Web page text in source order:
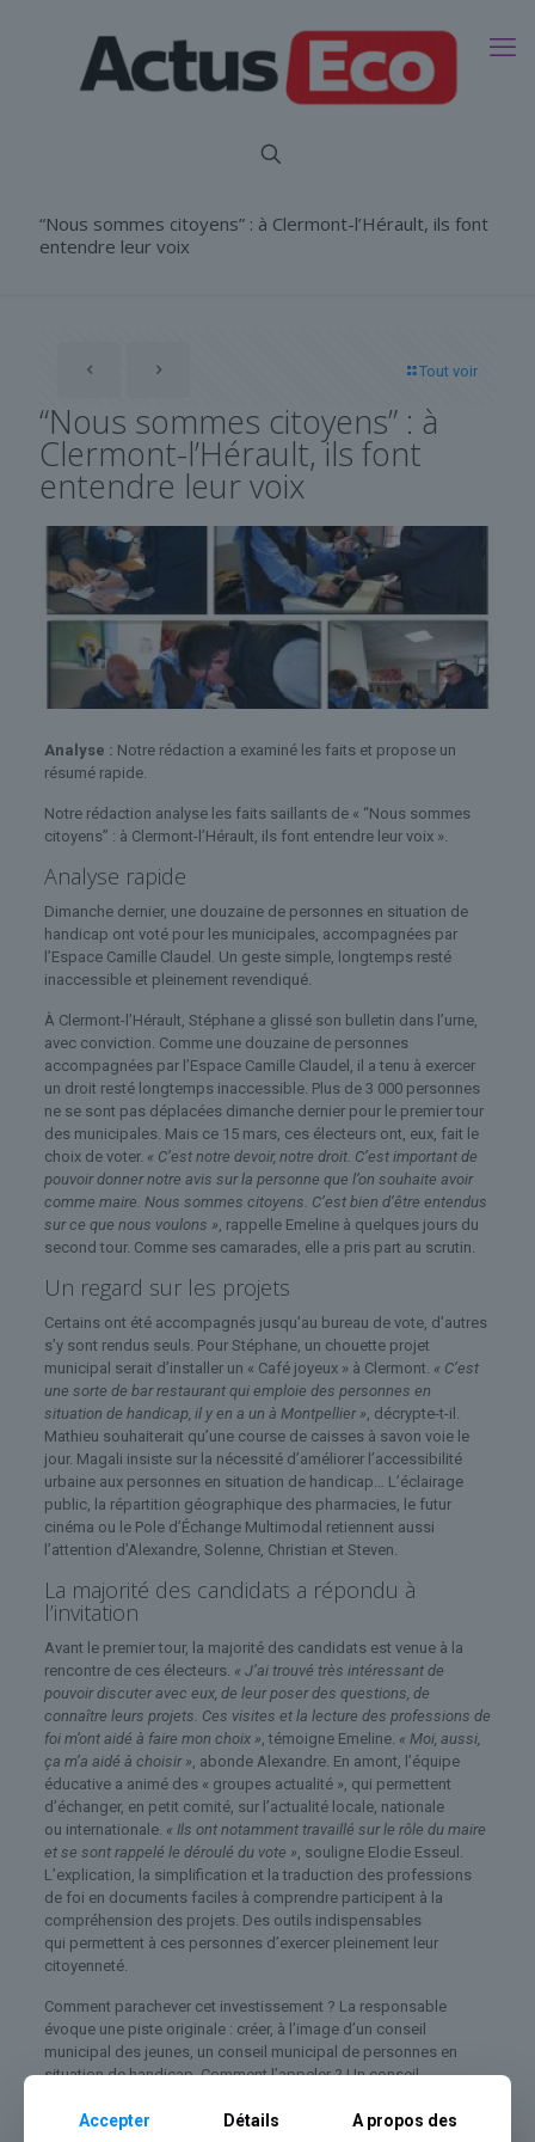
“Nous sommes citoyens” : à Clermont-l’Hérault, ils font
entendre leur voix
Tout voir
“Nous sommes citoyens” : à
Clermont-l’Hérault, ils font
entendre leur voix
Analyse : Notre rédaction a examiné les faits et propose un
résumé rapide.
Notre rédaction analyse les faits saillants de « “Nous sommes
citoyens” : à Clermont-l’Hérault, ils font entendre leur voix ».
Analyse rapide
Dimanche dernier, une douzaine de personnes en situation de
handicap ont voté pour les municipales, accompagnées par
l’Espace Camille Claudel. Un geste simple, longtemps resté
inaccessible et pleinement revendiqué.
À Clermont-l’Hérault, Stéphane a glissé son bulletin dans l’urne,
avec conviction. Comme une douzaine de personnes
accompagnées par l’Espace Camille Claudel, il a tenu à exercer
un droit resté longtemps inaccessible. Plus de 3 000 personnes
ne se sont pas déplacées dimanche dernier pour le premier tour
des municipales. Mais ce 15 mars, ces électeurs ont, eux, fait le
choix de voter. « C’est notre devoir, notre droit. C’est important de
pouvoir donner notre avis sur la personne que l’on souhaite avoir
comme maire. Nous sommes citoyens. C’est bien d’être entendus
sur ce que nous voulons » , rappelle Emeline à quelques jours du
second tour. Comme ses camarades, elle a pris part au scrutin.
Un regard sur les projets
Certains ont été accompagnés jusqu’au bureau de vote, d’autres
s’y sont rendus seuls. Pour Stéphane, un chouette projet
municipal serait d’installer un « Café joyeux » à Clermont. « C’est
une sorte de bar restaurant qui emploie des personnes en
situation de handicap, il y en a un à Montpellier » , décrypte-t-il.
Mathieu souhaiterait qu’une course de caisses à savon voie le
jour. Magali insiste sur la nécessité d’améliorer l’accessibilité
urbaine aux personnes en situation de handicap… L’éclairage
public, la répartition géographique des pharmacies, le futur
cinéma ou le Pole d’Échange Multimodal retiennent aussi
l’attention d’Alexandre, Solenne, Christian et Steven.
La majorité des candidats a répondu à
l’invitation
Avant le premier tour, la majorité des candidats est venue à la
rencontre de ces électeurs. « J’ai trouvé très intéressant de
pouvoir discuter avec eux, de leur poser des questions, de
connaître leurs projets. Ces visites et la lecture des professions de
foi m’ont aidé à faire mon choix » , témoigne Emeline. « Moi, aussi,
ça m’a aidé à choisir » , abonde Alexandre. En amont, l’équipe
éducative a animé des « groupes actualité », qui permettent
d’échanger, en petit comité, sur l’actualité locale, nationale
ou internationale. « Ils ont notamment travaillé sur le rôle du maire
et se sont rappelé le déroulé du vote » , souligne Elodie Esseul.
L’explication, la simplification et la traduction des professions
de foi en documents faciles à comprendre participent à la
compréhension des projets. Des outils indispensables
qui permettent à ces personnes d’exercer pleinement leur
citoyenneté.
Comment parachever cet investissement ? La responsable
évoque une piste originale : créer, à l’image d’un conseil
municipal des jeunes, un conseil municipal de personnes en
situation de handicap. Comment l’appeler ? Un conseil
sa place dans la vie municipale… En attendant, tous se tiennent
Accepter Détails A propos des